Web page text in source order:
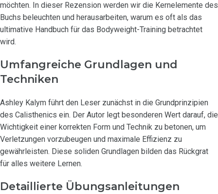
möchten. In dieser Rezension werden wir die Kernelemente des
Buchs beleuchten und herausarbeiten, warum es oft als das
ultimative Handbuch für das Bodyweight-Training betrachtet
wird.
Umfangreiche Grundlagen und
Techniken
Ashley Kalym führt den Leser zunächst in die Grundprinzipien
des Calisthenics ein. Der Autor legt besonderen Wert darauf, die
Wichtigkeit einer korrekten Form und Technik zu betonen, um
Verletzungen vorzubeugen und maximale Effizienz zu
gewährleisten. Diese soliden Grundlagen bilden das Rückgrat
für alles weitere Lernen.
Detaillierte Übungsanleitungen